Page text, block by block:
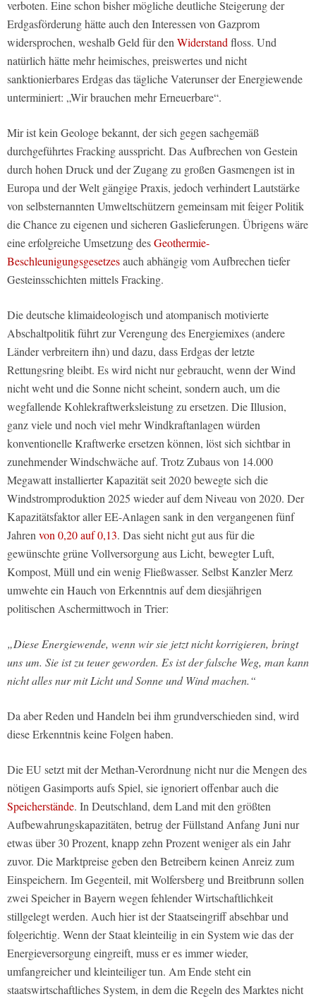
verboten. Eine schon bisher mögliche deutliche Steigerung der
Erdgasförderung hätte auch den Interessen von Gazprom
widersprochen, weshalb Geld für den Widerstand floss. Und
natürlich hätte mehr heimisches, preiswertes und nicht
sanktionierbares Erdgas das tägliche Vaterunser der Energiewende
unterminiert: „Wir brauchen mehr Erneuerbare“.
Mir ist kein Geologe bekannt, der sich gegen sachgemäß
durchgeführtes Fracking ausspricht. Das Aufbrechen von Gestein
durch hohen Druck und der Zugang zu großen Gasmengen ist in
Europa und der Welt gängige Praxis, jedoch verhindert Lautstärke
von selbsternannten Umweltschützern gemeinsam mit feiger Politik
die Chance zu eigenen und sicheren Gaslieferungen. Übrigens wäre
eine erfolgreiche Umsetzung desGeothermie-
Beschleunigungsgesetzesauch abhängig vom Aufbrechen tiefer
Gesteinsschichten mittels Fracking.
Die deutsche klimaideologisch und atompanisch motivierte
Abschaltpolitik führt zur Verengung des Energiemixes (andere
Länder verbreitern ihn) und dazu, dass Erdgas der letzte
Rettungsring bleibt. Es wird nicht nur gebraucht, wenn der Wind
nicht weht und die Sonne nicht scheint, sondern auch, um die
wegfallende Kohlekraftwerksleistung zu ersetzen. Die Illusion,
ganz viele und noch viel mehr Windkraftanlagen würden
konventionelle Kraftwerke ersetzen können, löst sich sichtbar in
zunehmender Windschwäche auf. Trotz Zubaus von 14.000
Megawatt installierter Kapazität seit 2020 bewegte sich die
Windstromproduktion 2025 wieder auf dem Niveau von 2020. Der
Kapazitätsfaktor aller EE-Anlagen sank in den vergangenen fünf
Jahren von 0,20 auf 0,13. Das sieht nicht gut aus für die
gewünschte grüne Vollversorgung aus Licht, bewegter Luft,
Kompost, Müll und ein wenig Fließwasser. Selbst Kanzler Merz
umwehte ein Hauch von Erkenntnis auf dem diesjährigen
politischen Aschermittwoch in Trier:
„Diese Energiewende, wenn wir sie jetzt nicht korrigieren, bringt
uns um. Sie ist zu teuer geworden. Es ist der falsche Weg, man kann
nicht alles nur mit Licht und Sonne und Wind machen.“
Da aber Reden und Handeln bei ihm grundverschieden sind, wird
diese Erkenntnis keine Folgen haben.
Die EU setzt mit der Methan-Verordnung nicht nur die Mengen des
nötigen Gasimports aufs Spiel, sie ignoriert offenbar auch die
Speicherstände. In Deutschland, dem Land mit den größten
Aufbewahrungskapazitäten, betrug der Füllstand Anfang Juni nur
etwas über 30 Prozent, knapp zehn Prozent weniger als ein Jahr
zuvor. Die Marktpreise geben den Betreibern keinen Anreiz zum
Einspeichern. Im Gegenteil, mit Wolfersberg und Breitbrunn sollen
zwei Speicher in Bayern wegen fehlender Wirtschaftlichkeit
stillgelegt werden. Auch hier ist der Staatseingriff absehbar und
folgerichtig. Wenn der Staat kleinteilig in ein System wie das der
Energieversorgung eingreift, muss er es immer wieder,
umfangreicher und kleinteiliger tun. Am Ende steht ein
staatswirtschaftliches System, in dem die Regeln des Marktes nicht